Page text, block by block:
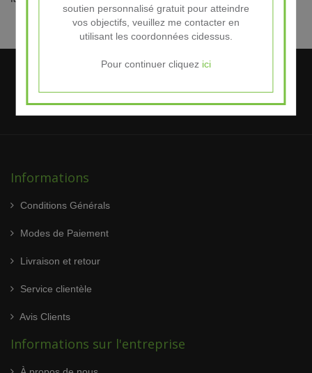
Informations
Conditions Générals
Modes de Paiement
Livraison et retour
Service clientèle
Avis Clients
Informations sur l'entreprise
soutien personnalisé gratuit pour atteindre
vos objectifs, veuillez me contacter en
utilisant les coordonnées cidessus.
Pour continuer cliquez ici